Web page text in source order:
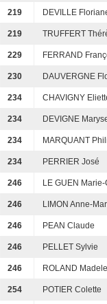
219 DEVILLE
219 TRUFFERT
229 FERRAND
230 DAUVERGNE
234 CHAVIGNY
234 DEVIGNE
234 MARQUANT
234 PERRIER José
246 LE GUEN
246 LIMON Anne-
246 PEAN Claude
246 PELLET Sylvie
246 ROLAND
254 POTIER Colette